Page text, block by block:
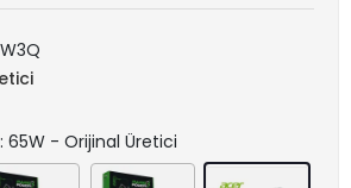
65W - Orijinal Üretici